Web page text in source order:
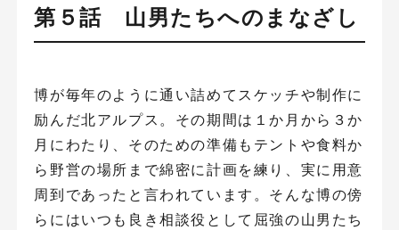
第５話 山男たちへのまなざし
博が毎年のように通い詰めてスケッチや制作に
励んだ北アルプス。その期間は１か月から３か
月にわたり、そのための準備もテントや食料か
ら野営の場所まで綿密に計画を練り、実に用意
周到であったと言われています。そんな博の傍
らにはいつも良き相談役として屈強の山男たち